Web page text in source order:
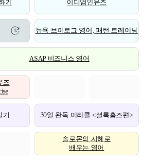
기 이디엄인유즈
뉴욕 브이로그 영어, 패턴 트레이닝
ASAP 비즈니스 영어
즈
30일 완독 미라클 <셜록홈즈편>
솔로몬의 지혜로
배우는 영어